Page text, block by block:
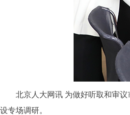
北京人大网讯 为做好听取和审
设专场调研。